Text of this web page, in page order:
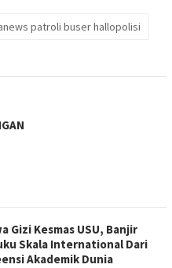
patroli buser hallopolisi
Gizi Kesmas USU, Banjir
Skala International Dari
Akademik Dunia